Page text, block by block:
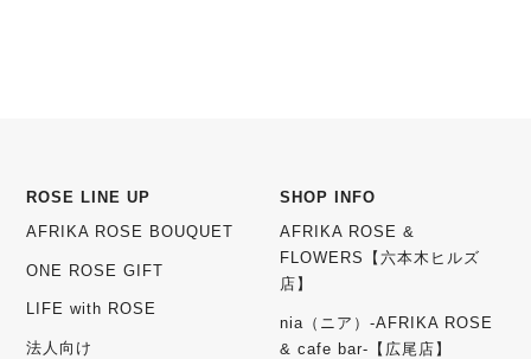
ROSE LINE UP
AFRIKA ROSE BOUQUET
ONE ROSE GIFT
LIFE with ROSE
法人向け
SHOP INFO
AFRIKA ROSE &
FLOWERS【六本木ヒルズ
店】
nia（ニア）-AFRIKA ROSE
& cafe bar-【広尾店】